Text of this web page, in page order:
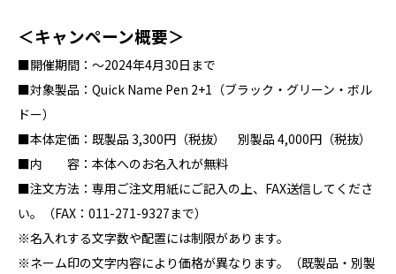
＜キャンペーン概要＞
■開催期間：～2024年4月30日まで
■対象製品：Quick Name Pen 2+1（ブラック・グリーン・ボル
ドー）
■本体定価：既製品 3,300円（税抜） 別製品 4,000円（税抜）
■内 容：本体へのお名入れが無料
■注文方法：専用ご注文用紙にご記入の上、FAX送信してくださ
い。（FAX：011-271-9327まで）
※名入れする文字数や配置には制限があります。
※ネーム印の文字内容により価格が異なります。（既製品・別製